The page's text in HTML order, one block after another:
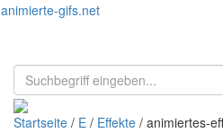
animierte-gifs.net
Startseite / E / Effekte / animiertes-